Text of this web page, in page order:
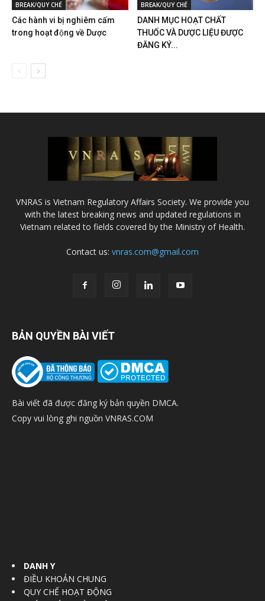
BREAK/QUY CHẾ
Các hành vi bị nghiêm cấm
trong hoạt động về Dược
BREAK/QUY CHẾ
DANH MỤC HOẠT CHẤT
THUỐC VÀ DƯỢC LIỆU ĐƯỢC
ĐĂNG KÝ...
VNRAS is Vietnam Regulatory Affairs Society. We provide you
with the latest breaking news and updated regulations in
Vietnam related to fields covered by the Ministry of Health.
Contact us: vnras.com@gmail.com
BẢN QUYỀN BÀI VIẾT
Bài viết đã được đăng ký bản quyền DMCA.
Copy vui lòng ghi nguồn VNRAS.COM
DANH Y
ĐIỀU KHOẢN CHUNG
QUY CHẾ HOẠT ĐỘNG